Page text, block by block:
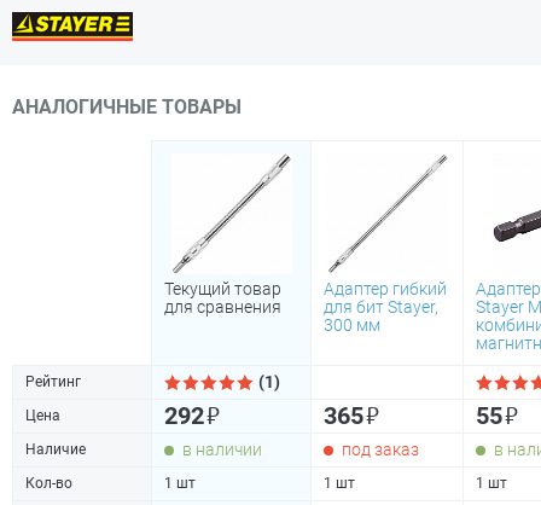
АНАЛОГИЧНЫЕ ТОВАРЫ
Текущий товар
для сравнения
Адаптер гибкий
для бит Stayer,
300 мм
Stayer
Рейтинг (1)
Цена 292₽ 365₽ 55₽
Наличие в наличии под заказ в
Кол-во 1 шт 1 шт
1 шт